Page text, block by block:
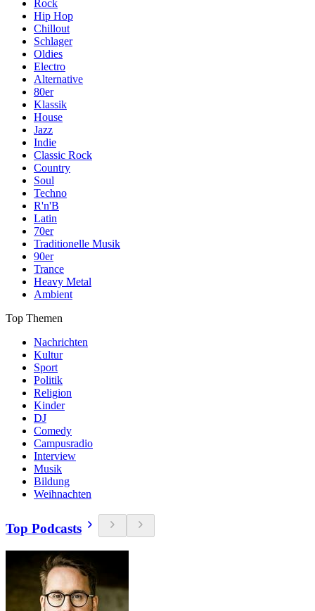
Rock
Hip Hop
Chillout
Schlager
Oldies
Electro
Alternative
80er
Klassik
House
Jazz
Indie
Classic Rock
Country
Soul
Techno
R'n'B
Latin
70er
Traditionelle Musik
90er
Trance
Heavy Metal
Ambient
Top Themen
Nachrichten
Kultur
Sport
Politik
Religion
Kinder
DJ
Comedy
Campusradio
Interview
Musik
Bildung
Weihnachten
Top Podcasts